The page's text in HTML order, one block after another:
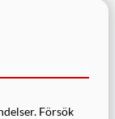
Försök